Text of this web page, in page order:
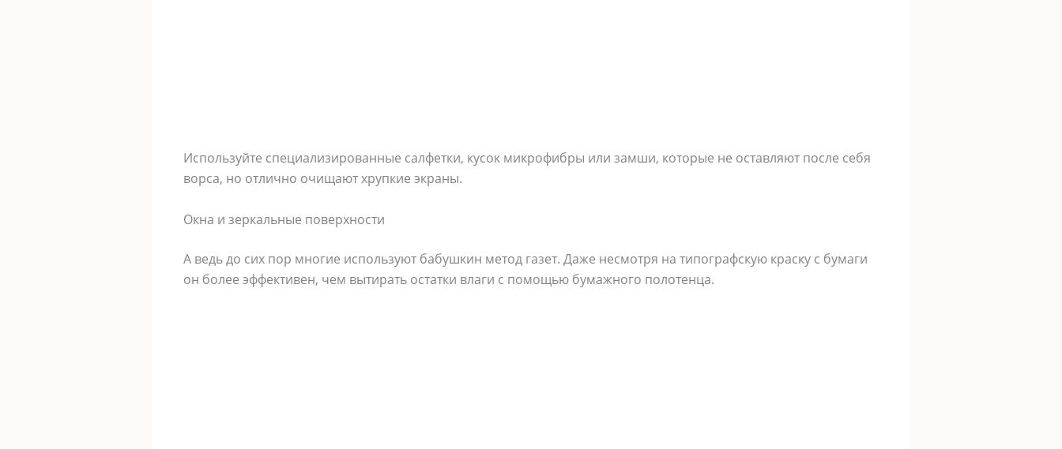
Используйте специализированные салфетки, кусок микрофибры или замши, которые не оставляют после себя
ворса, но отлично очищают хрупкие экраны.
Окна и зеркальные поверхности
А ведь до сих пор многие используют бабушкин метод газет. Даже несмотря на типографскую краску с бумаги
он более эффективен, чем вытирать остатки влаги с помощью бумажного полотенца.